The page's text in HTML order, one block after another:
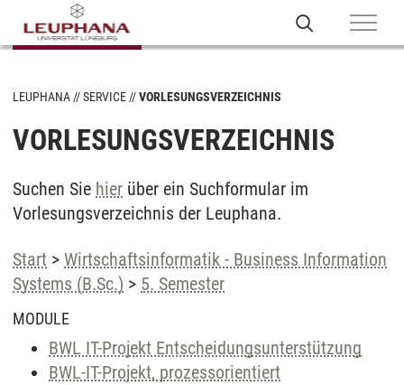
LEUPHANA SERVICE VORLESUNGSVERZEICHNIS
VORLESUNGSVERZEICHNIS
Suchen Sie hier über ein Suchformular im
Vorlesungsverzeichnis der Leuphana.
Start > Wirtschaftsinformatik - Business Information
Systems (B.Sc.) > 5. Semester
MODULE
BWL IT-Projekt Entscheidungsunterstützung
BWL-IT-Projekt, prozessorientiert